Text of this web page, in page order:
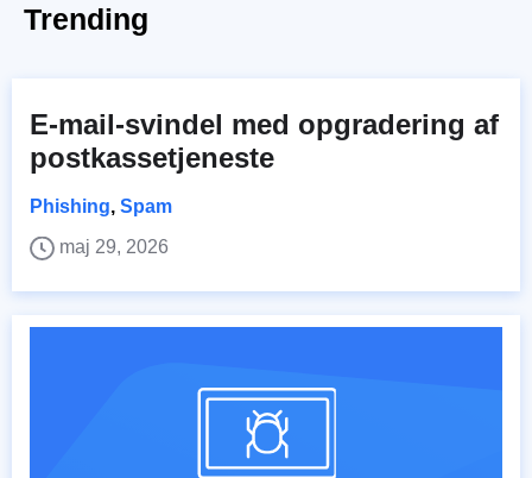
Trending
E-mail-svindel med opgradering af
postkassetjeneste
Phishing, Spam
maj 29, 2026